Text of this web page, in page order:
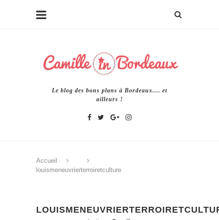
Le blog des bons plans à Bordeaux.... et
ailleurs !
Accueil
louismeneuvrierterroiretculture